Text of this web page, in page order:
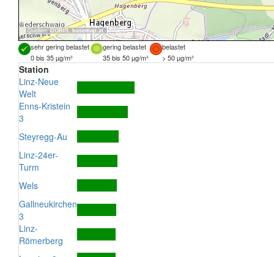
Quellen: DORIS,basemap.at
sehr gering belastet gering belastet
belastet
0 bis 35 µg/m³
35 bis 50 µg/m³ > 50 µg/m³
Station
Linz-Neue
Welt
Enns-Kristein
3
Steyregg-Au
Linz-24er-
Turm
Wels
Gallneukirchen
3
Linz-
Römerberg